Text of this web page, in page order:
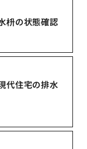
枡の状態確認
代住宅の排水